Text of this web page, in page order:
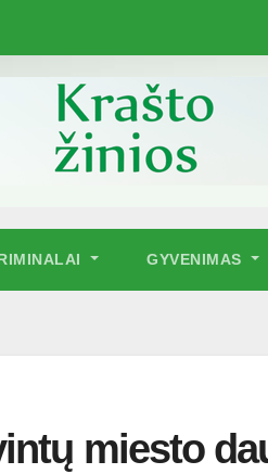
GYVENIMAS
miesto